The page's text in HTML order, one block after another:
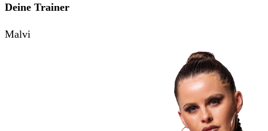
Deine Trainer
Malvi